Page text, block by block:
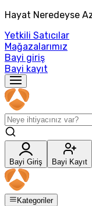
Hayat Neredeyse
Yetkili Satıcılar
Mağazalarımız
Bayi giriş
Bayi kayıt
Bayi Giriş Bayi Kayıt
Kategoriler